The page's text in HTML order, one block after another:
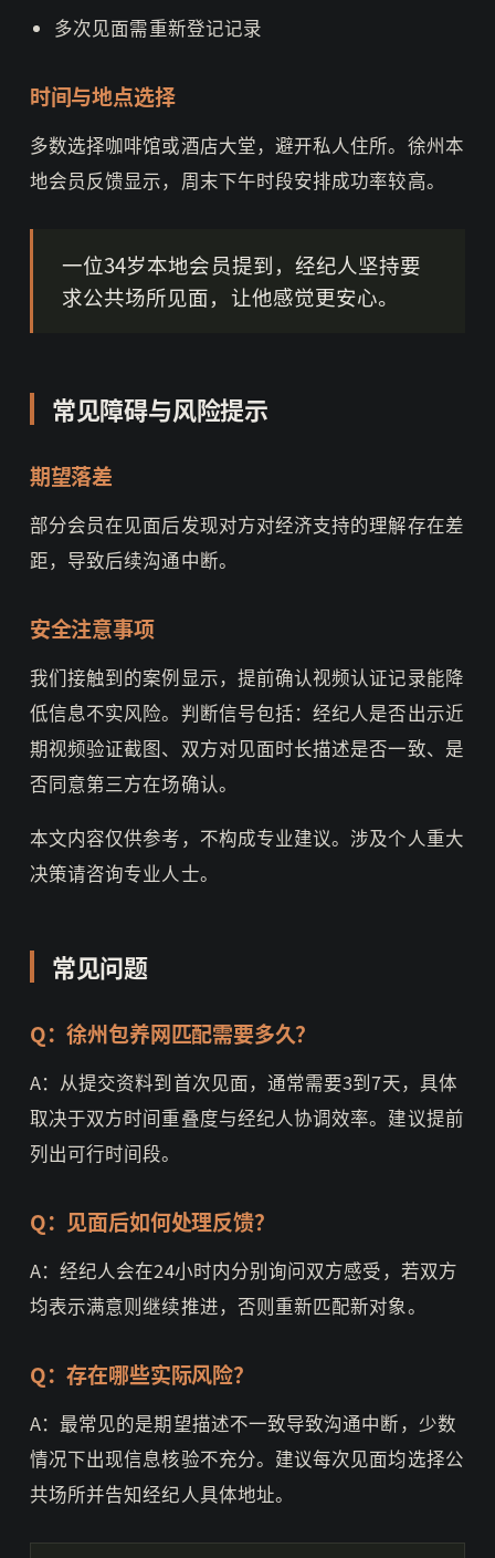
多次见面需重新登记记录
时间与地点选择
多数选择咖啡馆或酒店大堂，避开私人住所。徐州本
地会员反馈显示，周末下午时段安排成功率较高。
一位34岁本地会员提到，经纪人坚持要
求公共场所见面，让他感觉更安心。
常见障碍与风险提示
期望落差
部分会员在见面后发现对方对经济支持的理解存在差
距，导致后续沟通中断。
安全注意事项
我们接触到的案例显示，提前确认视频认证记录能降
低信息不实风险。判断信号包括：经纪人是否出示近
期视频验证截图、双方对见面时长描述是否一致、是
否同意第三方在场确认。
本文内容仅供参考，不构成专业建议。涉及个人重大
决策请咨询专业人士。
常见问题
Q：徐州包养网匹配需要多久？
A：从提交资料到首次见面，通常需要3到7天，具体
取决于双方时间重叠度与经纪人协调效率。建议提前
列出可行时间段。
Q：见面后如何处理反馈？
A：经纪人会在24小时内分别询问双方感受，若双方
均表示满意则继续推进，否则重新匹配新对象。
Q：存在哪些实际风险？
A：最常见的是期望描述不一致导致沟通中断，少数
情况下出现信息核验不充分。建议每次见面均选择公
共场所并告知经纪人具体地址。